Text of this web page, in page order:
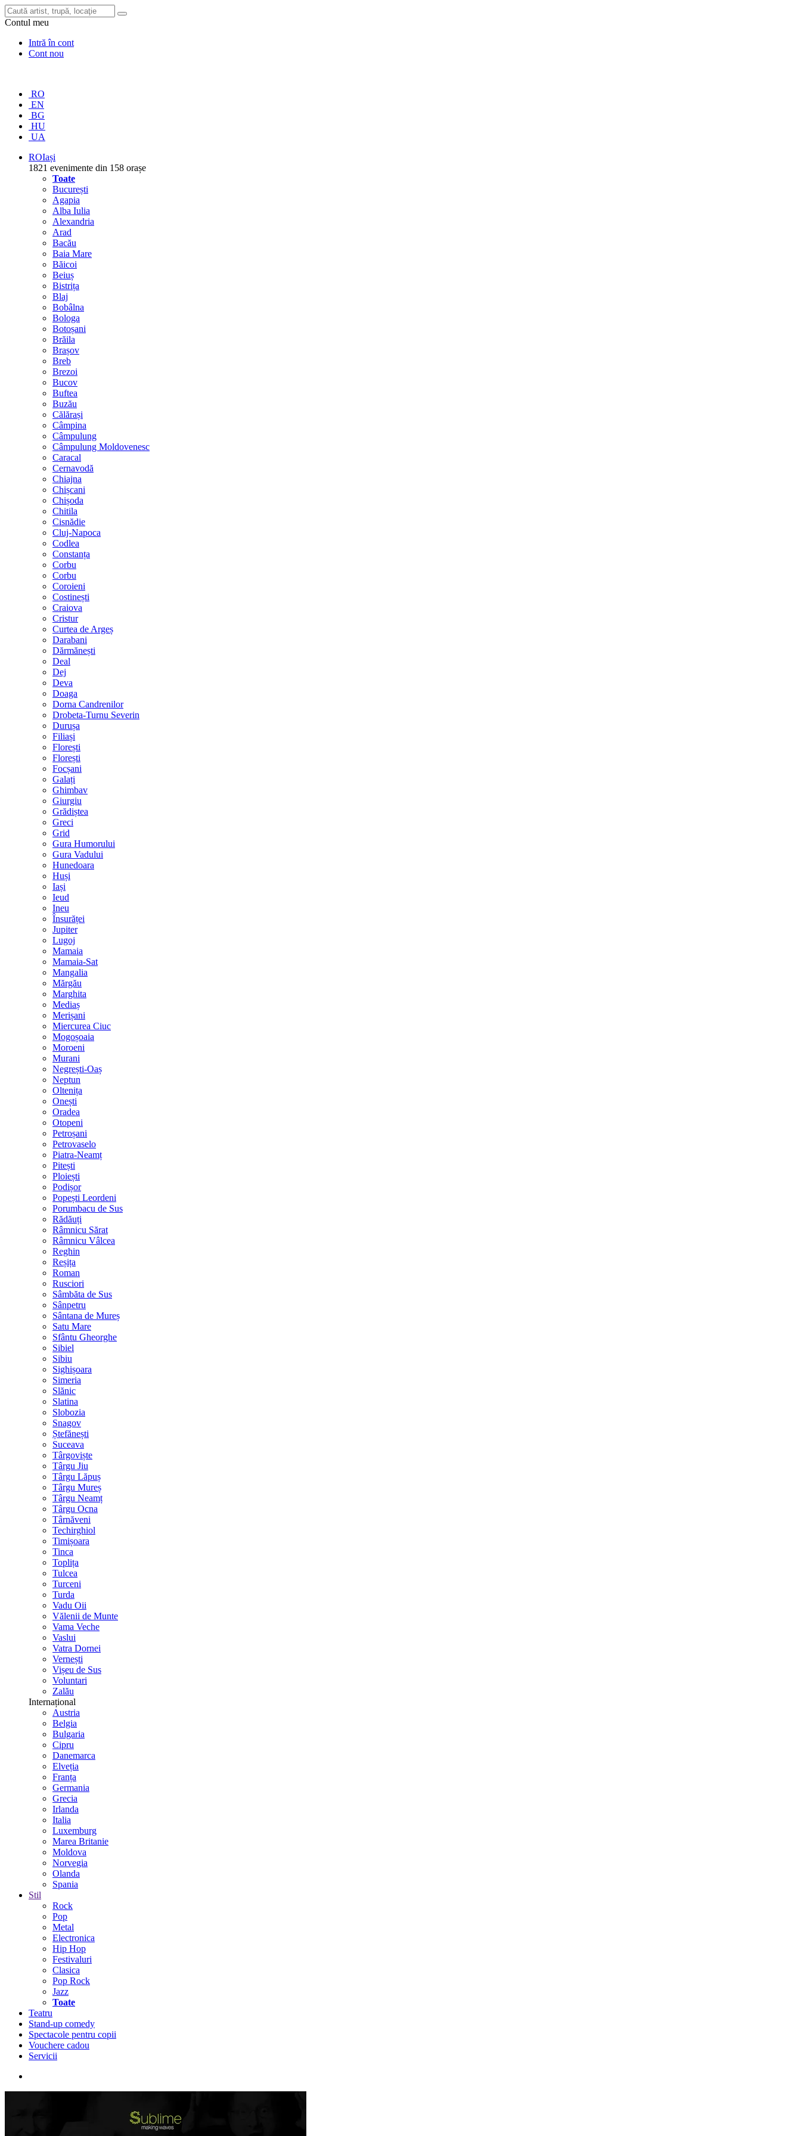
Contul meu
Intră în cont
Cont nou
RO
EN
BG
HU
UA
ROIași
1821 evenimente din 158 orașe
Toate
București
Agapia
Alba Iulia
Alexandria
Arad
Bacău
Baia Mare
Băicoi
Beiuș
Bistrița
Blaj
Bobâlna
Bologa
Botoșani
Brăila
Brașov
Breb
Brezoi
Bucov
Buftea
Buzău
Călărași
Câmpina
Câmpulung
Câmpulung Moldovenesc
Caracal
Cernavodă
Chiajna
Chișcani
Chișoda
Chitila
Cisnădie
Cluj-Napoca
Codlea
Constanța
Corbu
Corbu
Coroieni
Costinești
Craiova
Cristur
Curtea de Argeș
Darabani
Dărmănești
Deal
Dej
Deva
Doaga
Dorna Candrenilor
Drobeta-Turnu Severin
Durușa
Filiași
Florești
Florești
Focșani
Galați
Ghimbav
Giurgiu
Grădiștea
Greci
Grid
Gura Humorului
Gura Vadului
Hunedoara
Huși
Iași
Ieud
Ineu
Însurăței
Jupiter
Lugoj
Mamaia
Mamaia-Sat
Mangalia
Mărgău
Marghita
Mediaș
Merișani
Miercurea Ciuc
Mogoșoaia
Moroeni
Murani
Negrești-Oaș
Neptun
Oltenița
Onești
Oradea
Otopeni
Petroșani
Petrovaselo
Piatra-Neamț
Pitești
Ploiești
Podișor
Popești Leordeni
Porumbacu de Sus
Rădăuți
Râmnicu Sărat
Râmnicu Vâlcea
Reghin
Reșița
Roman
Rusciori
Sâmbăta de Sus
Sânpetru
Sântana de Mureș
Satu Mare
Sfântu Gheorghe
Sibiel
Sibiu
Sighișoara
Simeria
Slănic
Slatina
Slobozia
Snagov
Ștefănești
Suceava
Târgoviște
Târgu Jiu
Târgu Lăpuș
Târgu Mureș
Târgu Neamț
Târgu Ocna
Târnăveni
Techirghiol
Timișoara
Tinca
Toplița
Tulcea
Turceni
Turda
Vadu Oii
Vălenii de Munte
Vama Veche
Vaslui
Vatra Dornei
Vernești
Vișeu de Sus
Voluntari
Zalău
Internațional
Austria
Belgia
Bulgaria
Cipru
Danemarca
Elveția
Franța
Germania
Grecia
Irlanda
Italia
Luxemburg
Marea Britanie
Moldova
Norvegia
Olanda
Spania
Stil
Rock
Pop
Metal
Electronica
Hip Hop
Festivaluri
Clasica
Pop Rock
Jazz
Toate
Teatru
Stand-up comedy
Spectacole pentru copii
Vouchere cadou
Servicii